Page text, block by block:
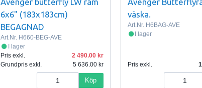
6x6" (183x183cm)
BEGAGNAD
Art.Nr. H660-BEG-AVE
I lager
Pris exkl.
2 490.00
Grundpris exkl.
5 636.00
Köp
väska.
Art.Nr. H6BAG-AVE
I lager
Pris exkl.